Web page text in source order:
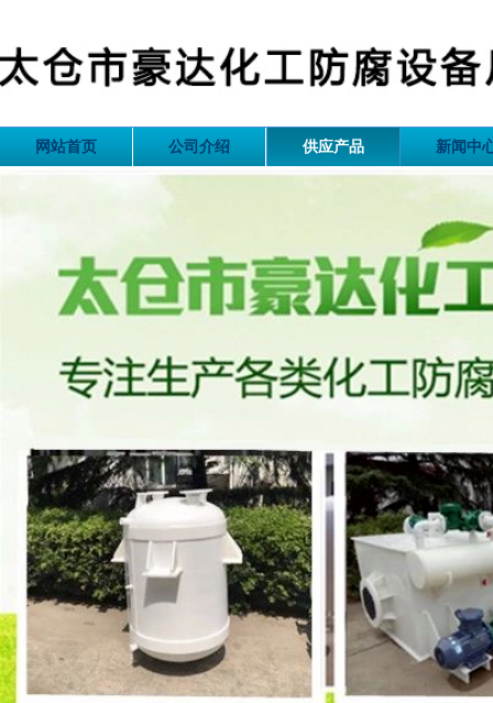
网站首页 公司介绍 供应产品 新闻中